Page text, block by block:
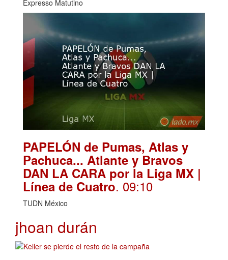
Expresso Matutino
PAPELÓN de Pumas, Atlas y
Pachuca... Atlante y Bravos
DAN LA CARA por la Liga MX |
Línea de Cuatro. 09:10
TUDN México
jhoan durán